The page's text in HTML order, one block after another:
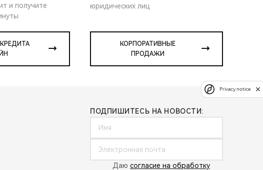
и получите
юридических лиц
КОРПОРАТИВНЫЕ
ПРОДАЖИ
ПОДПИШИТЕСЬ НА НОВОСТИ:
Даю согласие на обработку
Privacy notice